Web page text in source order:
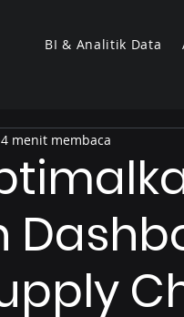
BI & Analitik Data
4 menit membaca